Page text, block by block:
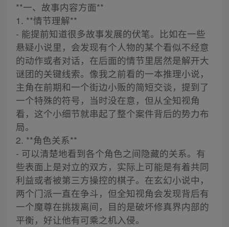
**一、故事内容方面**
1. **情节理解**
- 能提前知道很多故事发展的伏笔。比如在一些
悬疑小说里，会发现有个人物的某个看似不经意
的动作或者对话，在后面的情节里居然是解开大
谜团的关键线索。像我之前看的一本推理小说，
主角在前期和一个街边小贩的简短交谈，提到了
一个特殊的符号，当时没在意，但从全知视角
看，这个小细节就串起了整个案件背后的势力布
局。
2. **角色关系**
- 可以清楚地看到各个角色之间隐藏的关系。有
些表面上是对立的双方，实际上可能是有着共同
利益或者被第三方操控的棋子。在玄幻小说中，
两个门派一直在争斗，但全知视角会发现背后有
一个魔尊在挑拨离间，目的是破坏修真界内部的
平衡，好让他有可乘之机入侵。